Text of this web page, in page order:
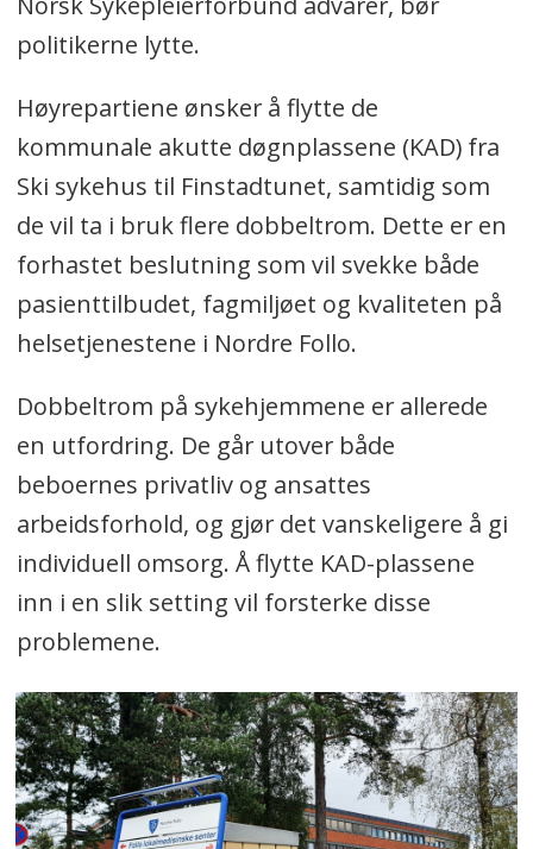
politikerne lytte.
Høyrepartiene ønsker å flytte de
kommunale akutte døgnplassene (KAD) fra
Ski sykehus til Finstadtunet, samtidig som
de vil ta i bruk flere dobbeltrom. Dette er en
forhastet beslutning som vil svekke både
pasienttilbudet, fagmiljøet og kvaliteten på
helsetjenestene i Nordre Follo.
Dobbeltrom på sykehjemmene er allerede
en utfordring. De går utover både
beboernes privatliv og ansattes
arbeidsforhold, og gjør det vanskeligere å gi
individuell omsorg. Å flytte KAD-plassene
inn i en slik setting vil forsterke disse
problemene.